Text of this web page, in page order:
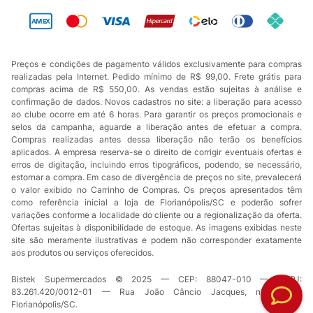
Preços e condições de pagamento válidos exclusivamente para compras
realizadas pela Internet. Pedido mínimo de R$ 99,00. Frete grátis para
compras acima de R$ 550,00. As vendas estão sujeitas à análise e
confirmação de dados. Novos cadastros no site: a liberação para acesso
ao clube ocorre em até 6 horas. Para garantir os preços promocionais e
selos da campanha, aguarde a liberação antes de efetuar a compra.
Compras realizadas antes dessa liberação não terão os benefícios
aplicados. A empresa reserva-se o direito de corrigir eventuais ofertas e
erros de digitação, incluindo erros tipográficos, podendo, se necessário,
estornar a compra. Em caso de divergência de preços no site, prevalecerá
o valor exibido no Carrinho de Compras. Os preços apresentados têm
como referência inicial a loja de Florianópolis/SC e poderão sofrer
variações conforme a localidade do cliente ou a regionalização da oferta.
Ofertas sujeitas à disponibilidade de estoque. As imagens exibidas neste
site são meramente ilustrativas e podem não corresponder exatamente
aos produtos ou serviços oferecidos.
Bistek Supermercados © 2025 — CEP: 88047-010 — CNPJ:
83.261.420/0012-01 — Rua João Câncio Jacques, nº 49 —
Florianópolis/SC.